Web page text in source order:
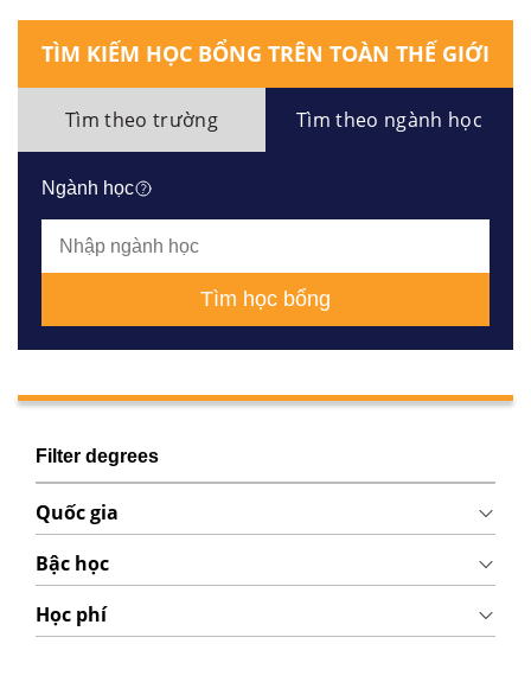
TÌM KIẾM HỌC BỔNG TRÊN TOÀN THẾ GIỚI
Tìm theo trường Tìm theo ngành học
Ngành học
Tìm học bổng
Filter degrees
Quốc gia
Bậc học
Học phí